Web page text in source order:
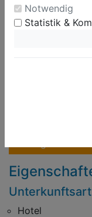
kostenloses W-
einer Lounge
Gepäckraum.
Meininger
Unterkunftsart
Hotel
Notwendig
Statistik &